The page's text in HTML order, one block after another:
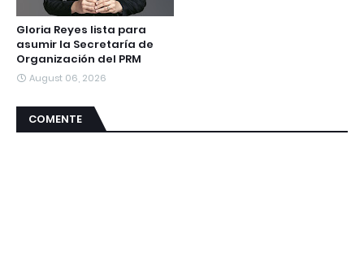
Gloria Reyes lista para
asumir la Secretaría de
Organización del PRM
August 06, 2026
COMENTE